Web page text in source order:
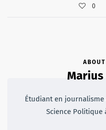
0
Étudiant en journalisme
Science Politique